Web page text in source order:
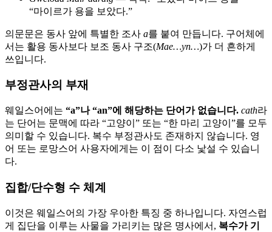
“마이르가 용을 보았다.”
의문문은 동사 앞에 특별한 조사 a를 붙여 만듭니다. 구어체에
서는 활용 동사보다 보조 동사 구조(Mae…yn…)가 더 흔하게
쓰입니다.
부정관사의 부재
웨일스어에는 “a”나 “an”에 해당하는 단어가 없습니다. cath라
는 단어는 문맥에 따라 “고양이” 또는 “한 마리 고양이”를 모두
의미할 수 있습니다. 복수 부정관사도 존재하지 않습니다. 영
어 또는 로망스어 사용자에게는 이 점이 다소 낯설 수 있습니
다.
집합/단수형 수 체계
이것은 웨일스어의 가장 우아한 특징 중 하나입니다. 자연스럽
게 집단을 이루는 사물을 가리키는 많은 명사에서, 복수가 기